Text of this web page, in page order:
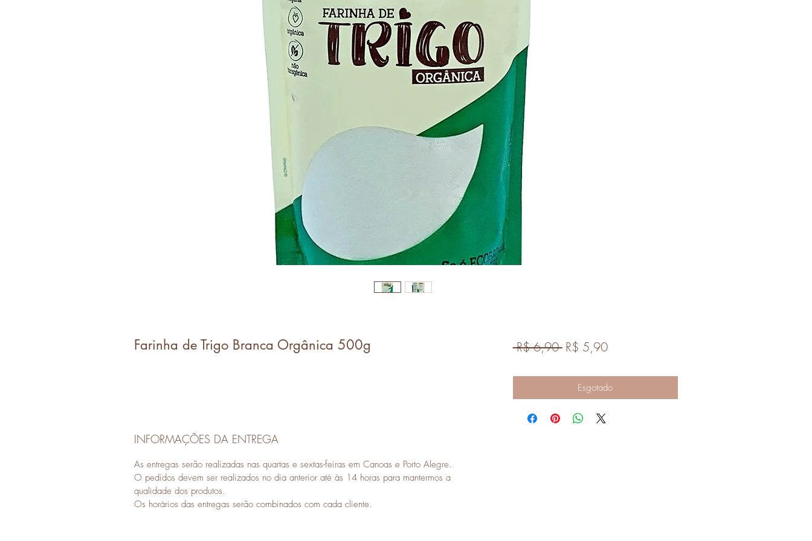
Farinha de Trigo Branca Orgânica 500g
INFORMAÇÕES DA ENTREGA
As entregas serão realizadas nas quartas e sextas-feiras em Canoas e Porto Alegre.
O pedidos devem ser realizados no dia anterior até às 14 horas para mantermos a
qualidade dos produtos.
Os horários das entregas serão combinados com cada cliente.
R$ 6,90 Preço
R$ 5,90Preço
Esgotado